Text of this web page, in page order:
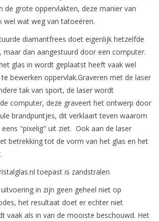
de grote oppervlakten, deze manier van
wel wat weg van tatoeëren.
diamantfrees doet eigenlijk hetzelfde
maar dan aangestuurd door een computer.
glas in wordt geplaatst heeft vaak wel
bewerken oppervlak.Graveren met de laser
tak van sport, de laser wordt
computer, deze graveert het ontwerp door
brandpuntjes, dit verklaart teven waarom
"pixelig" uit ziet. Ook aan de laser
betrekking tot de vorm van het glas en het
toepast is zandstralen
in zijn geen geheel niet op
het resultaat doet er echter niet
vaak als in van de mooiste beschouwd. Het